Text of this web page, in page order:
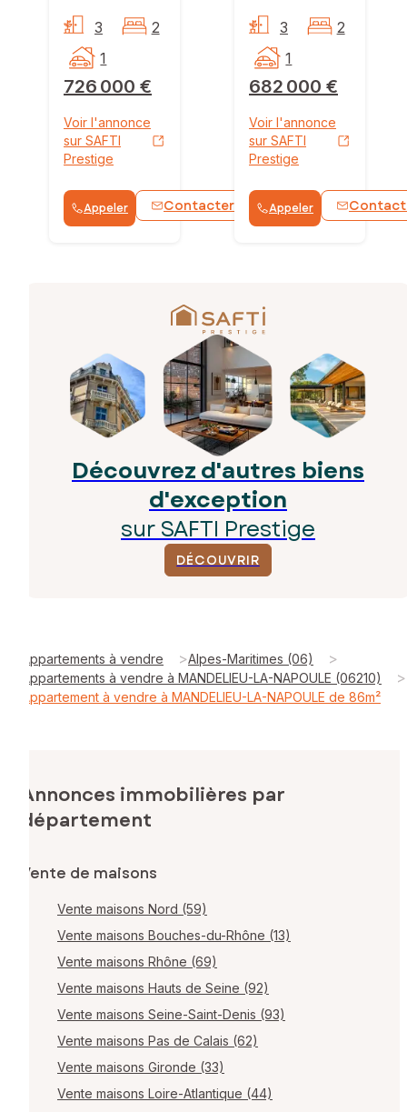
726 000 €
3
2
1
Voir l'annonce
sur SAFTI
Prestige
Appeler Contacter WhatsApp
682 000 €
3
2
1
Voir l'annonce
sur SAFTI
Prestige
Appeler
Découvrez d'autres biens
d'exception
sur SAFTI Prestige
DÉCOUVRIR
Appartements à vendre >Alpes-Maritimes (06) >
Appartements à vendre à MANDELIEU-LA-NAPOULE (06210) >
Appartement à vendre à MANDELIEU-LA-NAPOULE de 86m²
Annonces immobilières par
département
Vente de maisons
Vente maisons Nord (59)
Vente maisons Bouches-du-Rhône (13)
Vente maisons Rhône (69)
Vente maisons Hauts de Seine (92)
Vente maisons Seine-Saint-Denis (93)
Vente maisons Pas de Calais (62)
Vente maisons Gironde (33)
Vente maisons Loire-Atlantique (44)